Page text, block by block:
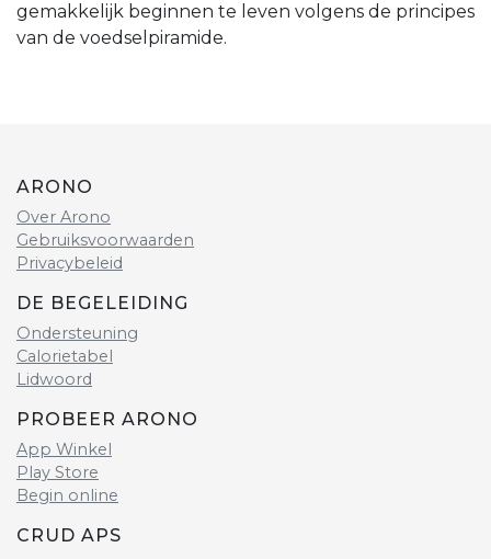
gemakkelijk beginnen te leven volgens de principes
van de voedselpiramide.
ARONO
Over Arono
Gebruiksvoorwaarden
Privacybeleid
DE BEGELEIDING
Ondersteuning
Calorietabel
Lidwoord
PROBEER ARONO
App Winkel
Play Store
Begin online
CRUD APS